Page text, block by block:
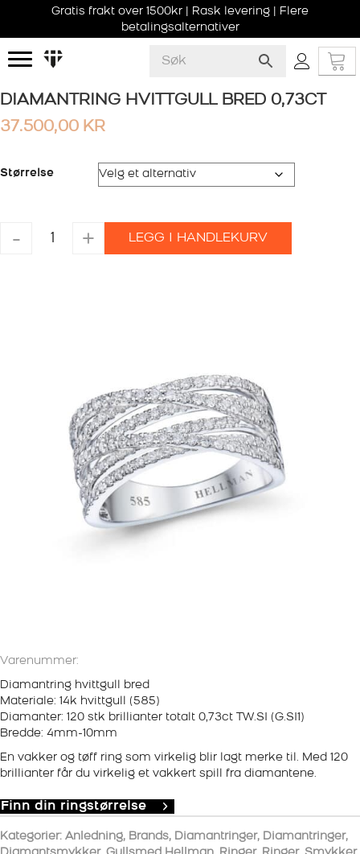
Gratis frakt over 1500kr | Rask levering | Flere
betalingsalternativer
DIAMANTRING HVITTGULL BRED 0,73CT
37.500,00 KR
Størrelse
-
DIAMANTRING
HVITTGULL+ LEGG I HANDLEKURV
Varenummer:
Diamantring hvittgull bred
Materiale: 14k hvittgull (585)
Diamanter: 120 stk brillianter totalt 0,73ct TW.SI (G.SI1)
Bredde: 4mm-10mm
En vakker og tøff ring som virkelig blir lagt merke til. Med 120
brillianter får du virkelig et vakkert spill fra diamantene.
Finn din ringstørrelse
Kategorier: Anledning, Brands, Diamantringer, Diamantringer,